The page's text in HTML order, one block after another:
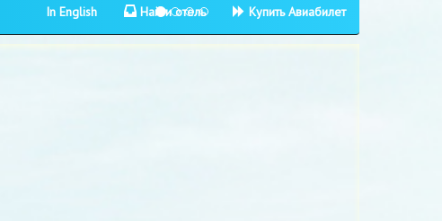
In English Найти отель Купить Авиабилет